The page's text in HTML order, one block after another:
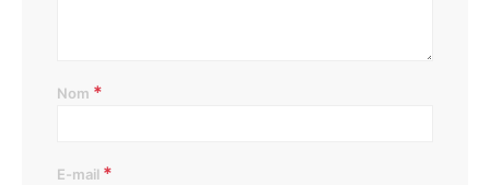
Nom *
E-mail *